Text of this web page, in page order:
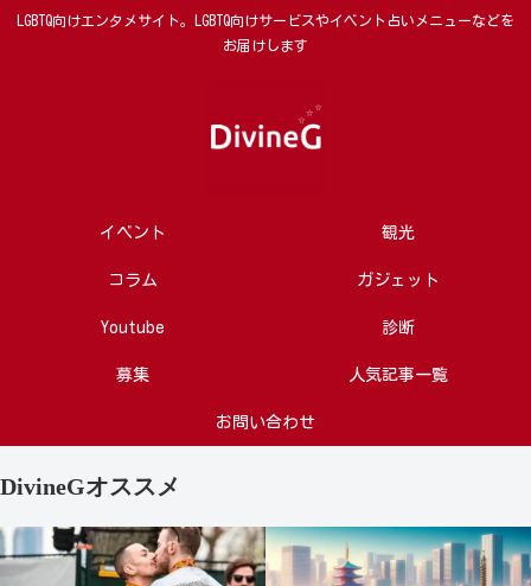
LGBTQ向けエンタメサイト。LGBTQ向けサービスやイベント占いメニューなどを
お届けします
イベント 観光
コラム ガジェット
Youtube 診断
募集 人気記事一覧
お問い合わせ
DivineGオススメ